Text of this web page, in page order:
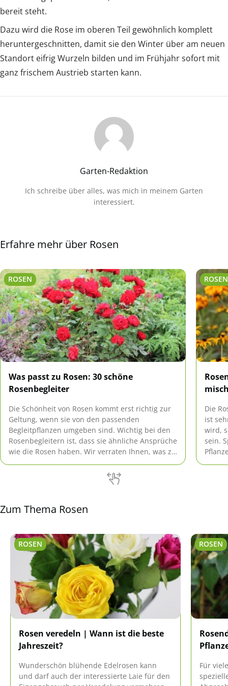
bereit steht.
Dazu wird die Rose im oberen Teil gewöhnlich komplett
heruntergeschnitten, damit sie den Winter über am neuen
Standort eifrig Wurzeln bilden und im Frühjahr sofort mit
ganz frischem Austrieb starten kann.
Garten-Redaktion
Ich schreibe über alles, was mich in meinem Garten
interessiert.
Erfahre mehr über Rosen
ROSEN
Was passt zu Rosen: 30 schöne
Rosenbegleiter
Die Schönheit von Rosen kommt erst richtig zur
Geltung, wenn sie von den passenden
Begleitpflanzen umgeben sind. Wichtig bei den
Rosenbegleitern ist, dass sie ähnliche Ansprüche
wie die Rosen haben. Wir verraten Ihnen, was zu
ROSEN
Die
ist
wird,
sein.
Zum Thema Rosen
ROSEN
Rosen veredeln | Wann ist die beste
Jahreszeit?
Wunderschön blühende Edelrosen kann
und darf auch der interessierte Laie für den
ROSEN
Für